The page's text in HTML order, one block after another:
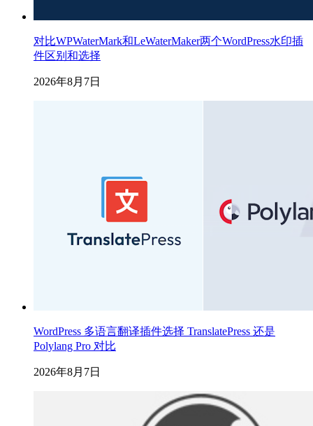
对比WPWaterMark和LeWaterMaker两个WordPress水印插
件区别和选择
2026年8月7日
WordPress 多语言翻译插件选择 TranslatePress 还是
Polylang Pro 对比
2026年8月7日